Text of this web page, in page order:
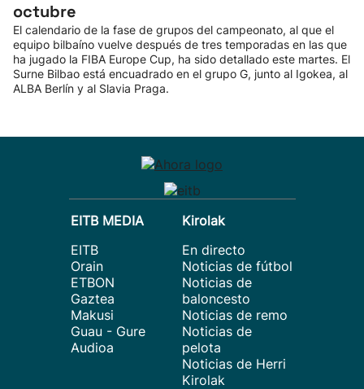
octubre
El calendario de la fase de grupos del campeonato, al que el
equipo bilbaíno vuelve después de tres temporadas en las que
ha jugado la FIBA Europe Cup, ha sido detallado este martes. El
Surne Bilbao está encuadrado en el grupo G, junto al Igokea, al
ALBA Berlín y al Slavia Praga.
EITB MEDIA
EITB
Orain
ETBON
Gaztea
Makusi
Guau - Gure
Audioa
Kirolak
En directo
Noticias de fútbol
Noticias de
baloncesto
Noticias de remo
Noticias de
pelota
Noticias de Herri
Kirolak